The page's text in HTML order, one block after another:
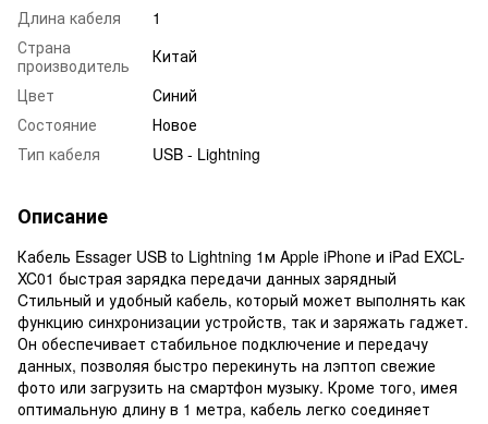
Длина кабеля
1
Страна
производитель
Китай
Цвет
Синий
Состояние
Новое
Тип кабеля
USB - Lightning
Описание
Кабель Essager USB to Lightning 1м Apple iPhone и iPad EXCL-
XC01 быстрая зарядка передачи данных зарядный
Cтильный и удобный кабель, который может выполнять как
функцию синхронизации устройств, так и заряжать гаджет.
Он обеспечивает стабильное подключение и передачу
данных, позволяя быстро перекинуть на лэптоп свежие
фото или загрузить на смартфон музыку. Кроме того, имея
оптимальную длину в 1 метра, кабель легко соединяет